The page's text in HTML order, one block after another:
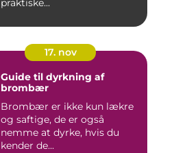
praktiske...
17. nov
Guide til dyrkning af
brombær
Brombær er ikke kun lækre
og saftige, de er også
nemme at dyrke, hvis du
kender de...